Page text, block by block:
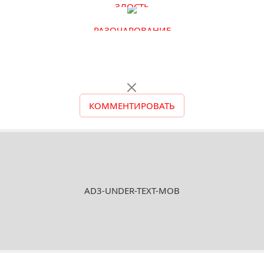
ЗЛОСТЬ
РАЗОЧАРОВАНИЕ
КОММЕНТИРОВАТЬ
AD3-UNDER-TEXT-MOB